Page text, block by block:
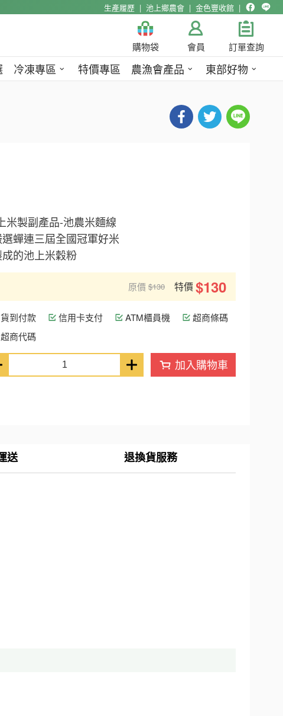
生產履歷 池上鄉農會 金色豐收館
購物袋 會員 訂單查詢
冷凍專區 特價專區 農漁會產品 東部好物
米製副產品-池農米麵線
蟬連三屆全國冠軍好米
的池上米穀粉
原價 $130 特價$130
貨到付款 信用卡支付 ATM櫃員機
超商條碼
超商代碼
加入購物車
送 退換貨服務